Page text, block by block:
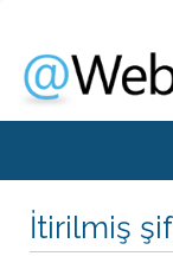
İtirilmiş